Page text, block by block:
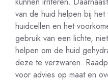
van de huid helpen bij
huidcellen en het
gebruik van een lichte,
helpen om de huid
deze te verzwaren.
voor advies op maat en